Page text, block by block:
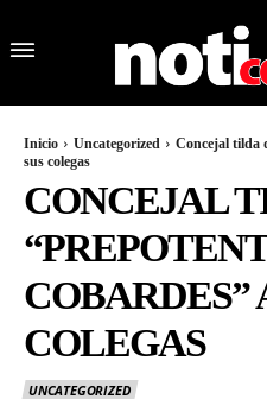
Inicio Uncategorized
Concejal tilda
sus colegas
CONCEJAL
COBARDES”
COLEGAS
UNCATEGORIZED